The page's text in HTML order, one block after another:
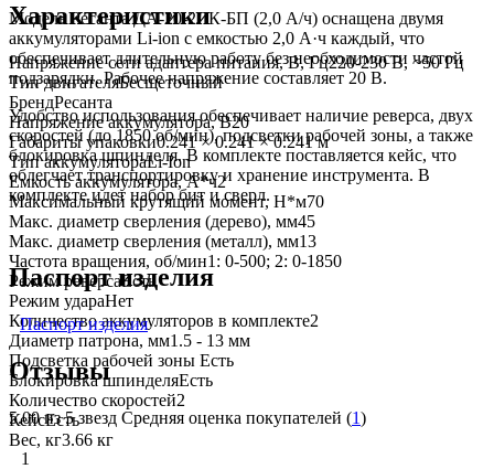
Модель Ресанта ДА-20-2ЛК-БП (2,0 А/ч) оснащена двумя
аккумуляторами Li-ion с емкостью 2,0 А·ч каждый, что
обеспечивает длительную работу без необходимости частой
подзарядки. Рабочее напряжение составляет 20 В.
Удобство использования обеспечивает наличие реверса, двух
скоростей (до 1850 об/мин), подсветки рабочей зоны, а также
блокировка шпинделя. В комплекте поставляется кейс, что
облегчает транспортировку и хранение инструмента. В
комплекте идет набор бит и сверл.
Характеристики
Напряжение сети адаптера питания, В, Гц220-230 В, ~50 Гц
Тип двигателяБесщеточный
БрендРесанта
Напряжение аккумулятора, В20
Габариты упаковки0.241 × 0.241 × 0.241 м
Тип аккумулятораLi-Ion
Емкость аккумулятора, А*ч2
Максимальный крутящий момент, Н*м70
Макс. диаметр сверления (дерево), мм45
Макс. диаметр сверления (металл), мм13
Частота вращения, об/мин1: 0-500; 2: 0-1850
Режим реверса Есть
Режим удараНет
Количество аккумуляторов в комплекте2
Диаметр патрона, мм1.5 - 13 мм
Подсветка рабочей зоны Есть
Блокировка шпинделяЕсть
Количество скоростей2
КейсЕсть
Вес, кг3.66 кг
Паспорт изделия
Паспорт изделия
Отзывы
5.00из 5 звезд Средняя оценка покупателей (1)
1